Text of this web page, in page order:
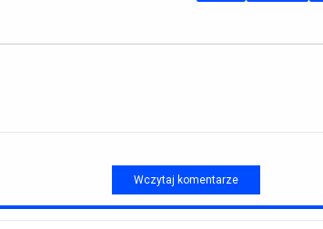
Wczytaj komentarze